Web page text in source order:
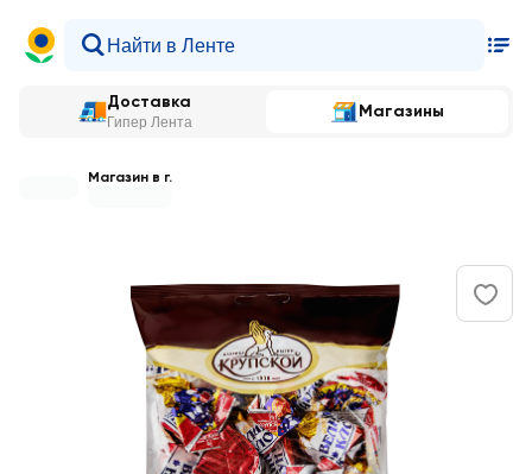
Доставка
Гипер Лента
Магазины
Магазин в г.